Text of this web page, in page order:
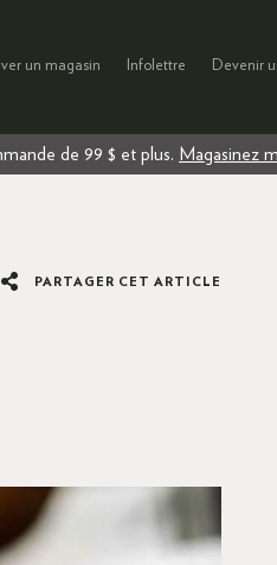
un magasin Infolettre Devenir
de 99 $ et plus. Magasinez
PARTAGER CET ARTICLE